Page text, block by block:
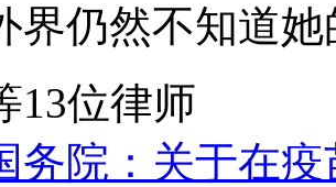
界仍然不知道
13位律师
务院：关于在